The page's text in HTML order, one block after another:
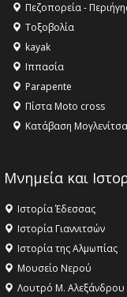
16:18 -ΕΝΟΡΙΑΚΕΣ
ΣΤΗΝ ΕΔΕΣΣΑ
Πεζοπορεία -
Τοξοβολία
kayak
Ιππασία
Parapente
Πίστα Moto cross
Κατάβαση
Μνημεία και
Ιστορία Έδεσσας
Ιστορία Γιαννιτσών
Ιστορία της Αλμωπίας
Μουσείο Νερού
Λουτρό Μ. Αλεξάνδρου